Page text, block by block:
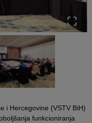
i Hercegovine (VSTV BiH)
funkcioniranja